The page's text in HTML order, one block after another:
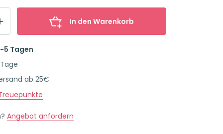
In den Warenkorb
5 Tagen
ab 25€
Angebot anfordern